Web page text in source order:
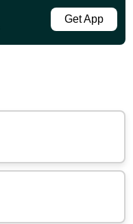
Get App